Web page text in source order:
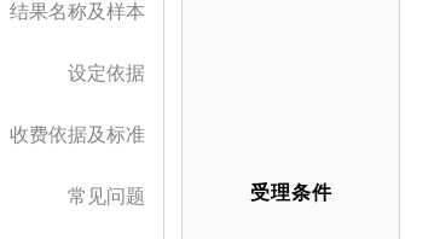
结果名称及样本
设定依据
收费依据及标准
常见问题 受理条件